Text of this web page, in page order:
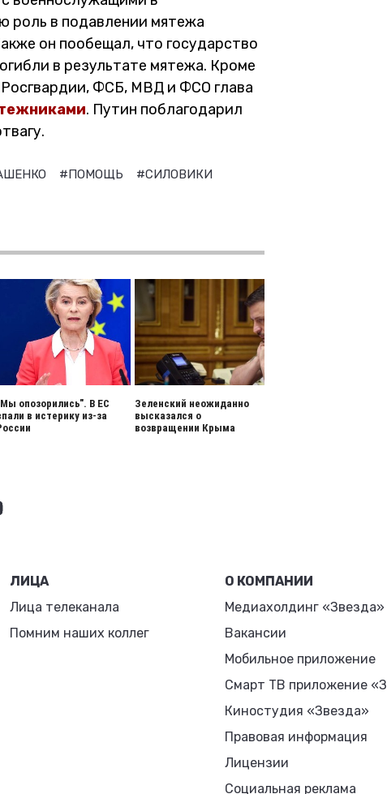
роль в подавлении мятежа
он пообещал, что государство
в результате мятежа. Кроме
ФСБ, МВД и ФСО глава
. Путин поблагодарил
#ПОМОЩЬ
#СИЛОВИКИ
опозорились". В ЕС
в истерику из-за
Зеленский неожиданно
высказался о
возвращении Крыма
ЛИЦА
Лица телеканала
Помним наших коллег
О КОМПАНИИ
Медиахолдинг «Звезда»
Вакансии
Мобильное приложение
Смарт ТВ приложение
Киностудия «Звезда»
Правовая информация
Лицензии
Социальная реклама